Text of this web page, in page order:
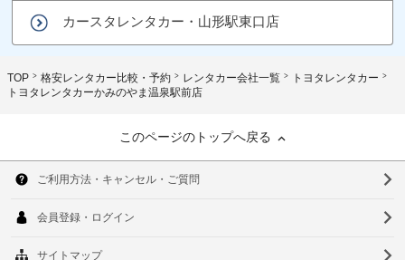
カースタレンタカー・山形駅東口店
TOP 格安レンタカー比較・予約 レンタカー会社一覧
トヨタレンタカー
トヨタレンタカーかみのやま温泉駅前店
このページのトップへ戻る